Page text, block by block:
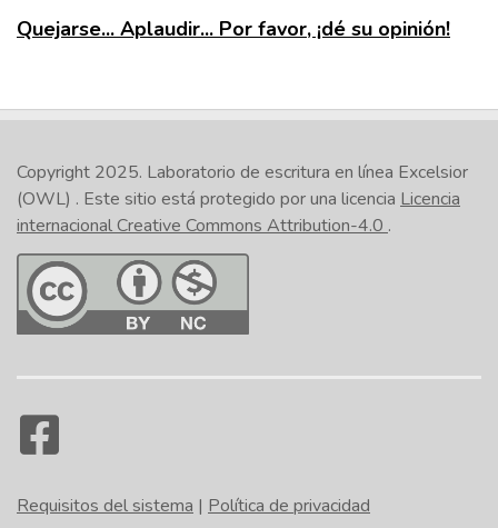
Quejarse... Aplaudir... Por favor, ¡dé su opinión!
Copyright 2025. Laboratorio de escritura en línea Excelsior
(OWL) . Este sitio está protegido por una licencia Licencia
internacional Creative Commons Attribution-4.0 .
Requisitos del sistema | Política de privacidad